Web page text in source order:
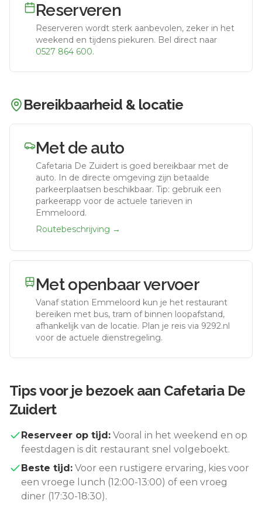
Reserveren
Reserveren wordt sterk aanbevolen, zeker in het
weekend en tijdens piekuren. Bel direct naar
0527 864 600.
Bereikbaarheid & locatie
Met de auto
Cafetaria De Zuidert is goed bereikbaar met de
auto. In de directe omgeving zijn betaalde
parkeerplaatsen beschikbaar. Tip: gebruik een
parkeerapp voor de actuele tarieven in
Emmeloord.
Routebeschrijving →
Met openbaar vervoer
Vanaf station Emmeloord kun je het restaurant
bereiken met bus, tram of binnen loopafstand,
afhankelijk van de locatie. Plan je reis via 9292.nl
voor de actuele dienstregeling.
Tips voor je bezoek aan Cafetaria De
Zuidert
Reserveer op tijd: Vooral in het weekend en op
feestdagen is dit restaurant snel volgeboekt.
Beste tijd: Voor een rustigere ervaring, kies voor
een vroege lunch (12:00-13:00) of een vroeg
diner (17:30-18:30).